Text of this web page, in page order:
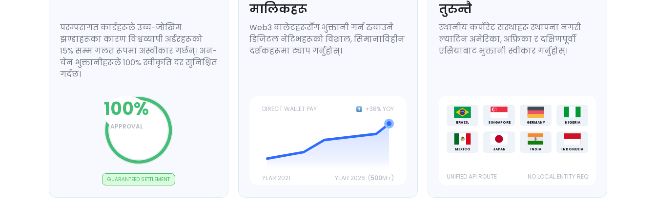
परम्परागत कार्डहरूले उच्च-जोखिम
झण्डाहरूका कारण विश्वव्यापी अर्डरहरूको
१५% सम्म गलत रूपमा अस्वीकार गर्छन्। अन-
चेन भुक्तानीहरूले १००% स्वीकृति दर सुनिश्चित
गर्दछ।
100%
APPROVAL
GUARANTEED SETTLEMENT
मालिकहरू
Web3 वालेटहरूसँग भुक्तानी गर्न रुचाउने
डिजिटल नेटिभहरूको विशाल, सिमानाविहीन
दर्शकहरूमा ट्याप गर्नुहोस्।
DIRECT WALLET PAY +38% YOY
YEAR 2021 YEAR 2026 (500M+)
तुरुन्तै
स्थानीय कर्पोरेट संस्थाहरू स्थापना नगरी
ल्याटिन अमेरिका, अफ्रिका र दक्षिणपूर्वी
एसियाबाट भुक्तानी स्वीकार गर्नुहोस्।
BRAZIL SINGAPORE GERMANY NIGERIA
MEXICO JAPAN INDIA INDONESIA
UNIFIED API ROUTE NO LOCAL ENTITY REQ